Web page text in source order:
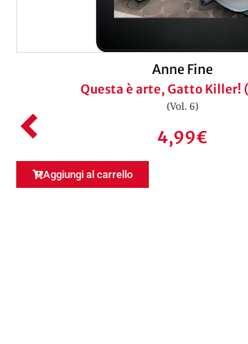
Anne Fine
Questa è arte, Gatto Killer!
(Vol. 6)
4,99€
Aggiungi al carrello